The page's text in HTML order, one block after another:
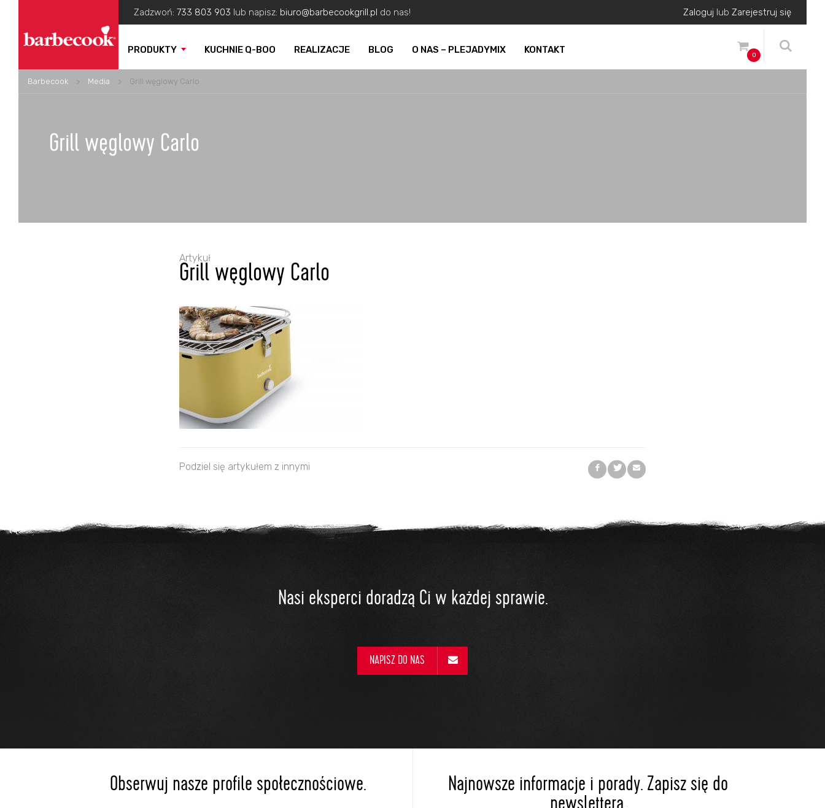
Zadzwoń: 733 803 903 lub napisz: biuro@barbecookgrill.pl do nas! Zaloguj lub Zarejestruj się
PRODUKTY KUCHNIE Q-BOO REALIZACJE BLOG O NAS – PLEJADYMIX KONTAKT 0
Barbecook > Media > Grill węglowy Carlo
Grill węglowy Carlo
Artykuł
Grill węglowy Carlo
Podziel się artykułem z innymi
Nasi eksperci doradzą Ci w każdej sprawie.
NAPISZ DO NAS
Obserwuj nasze profile społecznościowe.
Najnowsze informacje i porady. Zapisz się do